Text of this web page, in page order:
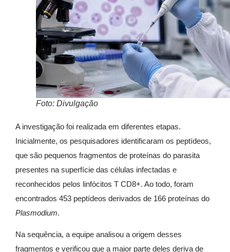
Foto: Divulgação
A investigação foi realizada em diferentes etapas.
Inicialmente, os pesquisadores identificaram os peptídeos,
que são pequenos fragmentos de proteínas do parasita
presentes na superfície das células infectadas e
reconhecidos pelos linfócitos T CD8+. Ao todo, foram
encontrados 453 peptídeos derivados de 166 proteínas do
Plasmodium.
Na sequência, a equipe analisou a origem desses
fragmentos e verificou que a maior parte deles deriva de